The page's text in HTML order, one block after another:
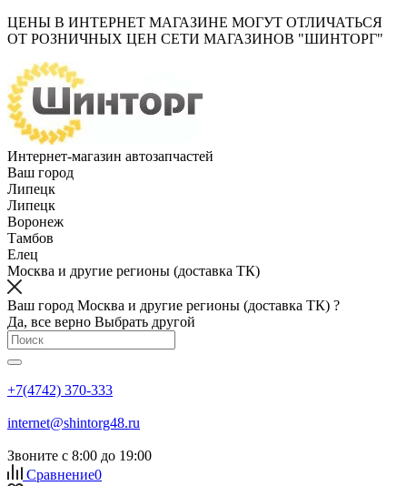
ЦЕНЫ В ИНТЕРНЕТ МАГАЗИНЕ МОГУТ ОТЛИЧАТЬСЯ
ОТ РОЗНИЧНЫХ ЦЕН СЕТИ МАГАЗИНОВ "ШИНТОРГ"
Интернет-магазин автозапчастей
Ваш город
Липецк
Липецк
Воронеж
Тамбов
Елец
Москва и другие регионы (доставка ТК)
Ваш город Москва и другие регионы (доставка ТК) ?
Да, все верно Выбрать другой
+7(4742) 370-333
internet@shintorg48.ru
Звоните с 8:00 до 19:00
Сравнение0